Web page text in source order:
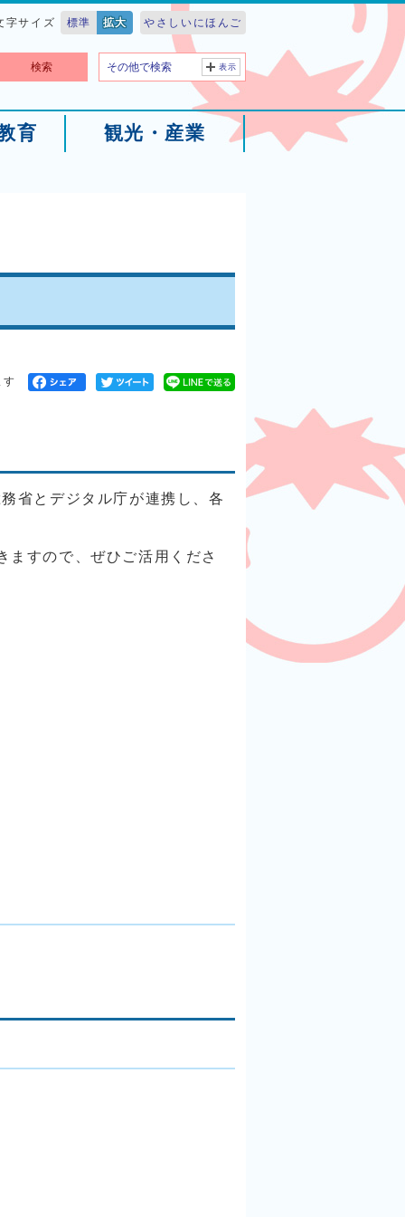
字サイズ 標準 拡大 やさしいにほんご
検索 その他で検索 表示
育 観光・産業
す
省とデジタル庁が連携し、各
すので、ぜひご活用くださ